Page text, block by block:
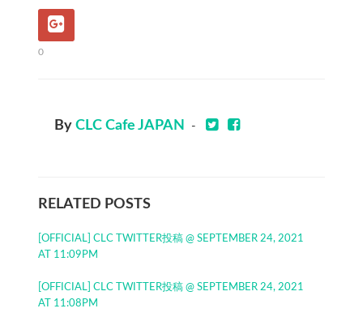
0
By CLC Cafe JAPAN -
RELATED POSTS
[OFFICIAL] CLC TWITTER投稿 @ SEPTEMBER 24, 2021
AT 11:09PM
[OFFICIAL] CLC TWITTER投稿 @ SEPTEMBER 24, 2021
AT 11:08PM